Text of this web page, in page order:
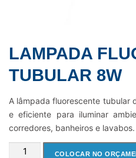
LAMPADA
TUBULAR 8W
A lâmpada fluorescente tubular
e eficiente para iluminar
corredores, banheiros e lavabos.
LAMPADA
COLOCAR NO